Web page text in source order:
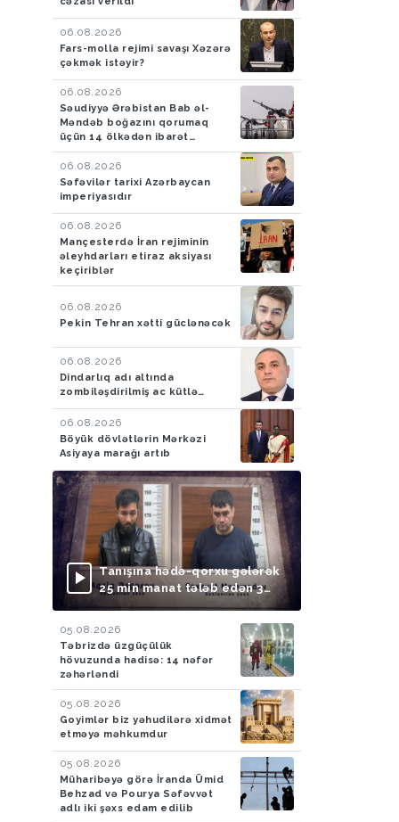
06.08.2026
Fars-molla rejimi savaşı Xəzərə
çəkmək istəyir?
06.08.2026
Səudiyyə Ərəbistan Bab əl-
Məndəb boğazını qorumaq
üçün 14 ölkədən ibarət
müdafiə koalisiyası yaradıb
06.08.2026
Səfəvilər tarixi Azərbaycan
imperiyasıdır
06.08.2026
Mançesterdə İran rejiminin
əleyhdarları etiraz aksiyası
keçiriblər
06.08.2026
Pekin Tehran xətti güclənəcək
06.08.2026
Dindarlıq adı altında
zombiləşdirilmiş ac kütlə…
06.08.2026
Böyük dövlətlərin Mərkəzi
Asiyaya marağı artıb
Tanışına hədə-qorxu gələrək
25 min manat tələb edən 3
nəfər saxlanılıb
05.08.2026
Təbrizdə üzgüçülük
hövuzunda hadisə: 14 nəfər
zəhərləndi
05.08.2026
Goyimlər biz yəhudilərə xidmət
etməyə məhkumdur
05.08.2026
Müharibəyə görə İranda Ümid
Behzad və Pourya Səfəvvət
adlı iki şəxs edam edilib